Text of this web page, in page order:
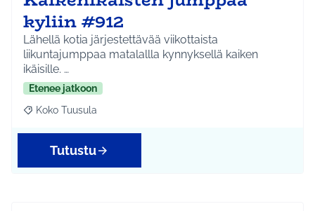
kyliin #912
Lähellä kotia järjestettävää viikottaista
liikuntajumppaa matalallla kynnyksellä kaiken
ikäisille. …
Etenee jatkoon
Rajaa tulokset aihepiirin mukaan: Koko Tuusula
Koko Tuusula
Tutustu